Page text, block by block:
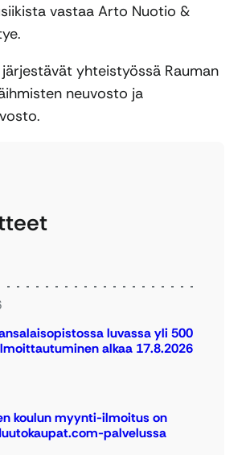
vastaa Arto Nuotio &
yhteistyössä Rauman
neuvosto ja
luvassa yli 500
alkaa 17.8.2026
koulun myynti-ilmoitus on
palvelussa